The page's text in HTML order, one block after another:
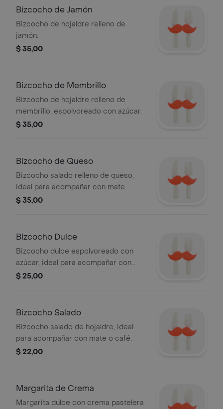
Bizcocho de Jamón
Bizcocho de hojaldre relleno de
jamón.
$ 35,00
Bizcocho de Membrillo
Bizcocho de hojaldre relleno de
membrillo, espolvoreado con azúcar.
$ 35,00
Bizcocho de Queso
Bizcocho salado relleno de queso,
ideal para acompañar con mate.
$ 35,00
Bizcocho Dulce
Bizcocho dulce espolvoreado con
azúcar, ideal para acompañar con
café o té.
$ 25,00
Bizcocho Salado
Bizcocho salado de hojaldre, ideal
para acompañar con mate o café.
$ 22,00
Margarita de Crema
Margarita dulce con crema pastelera